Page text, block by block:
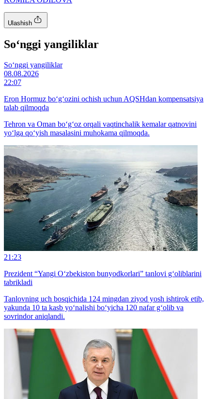
Ulashish
So‘nggi yangiliklar
So‘nggi yangiliklar
08.08.2026
22:07
Eron Hormuz bo‘g‘ozini ochish uchun AQSHdan kompensatsiya
talab qilmoqda
Tehron va Oman bo‘g‘oz orqali vaqtinchalik kemalar qatnovini
yo‘lga qo‘yish masalasini muhokama qilmoqda.
21:23
Prezident “Yangi O‘zbekiston bunyodkorlari” tanlovi g‘oliblarini
tabrikladi
Tanlovning uch bosqichida 124 mingdan ziyod yosh ishtirok etib,
yakunda 10 ta kasb yo‘nalishi bo‘yicha 120 nafar g‘olib va
sovrindor aniqlandi.